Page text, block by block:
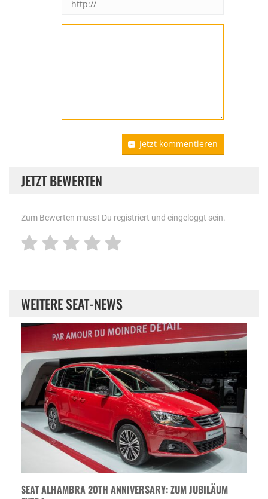
Jetzt kommentieren
JETZT BEWERTEN
Zum Bewerten musst Du registriert und eingeloggt sein.
WEITERE SEAT-NEWS
SEAT ALHAMBRA 20TH ANNIVERSARY: ZUM JUBILÄUM